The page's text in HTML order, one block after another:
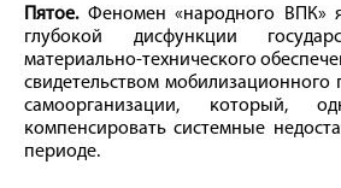
Пятое.Феномен «народного ВПК»
глубокой дисфункции
материально-технического
свидетельством мобилизационного
самоорганизации, который,
компенсировать системные
периоде.